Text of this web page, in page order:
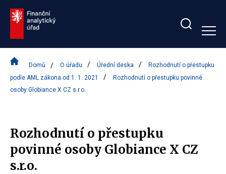
Zobrazit/skrýt
bar
Domů O úřadu Úřední deska
Rozhodnutí o přestupku
podle AML zákona od 1. 1. 2021
Rozhodnutí o přestupku povinné
osoby Globiance X CZ s.r.o.
Rozhodnutí o přestupku
povinné osoby Globiance X CZ
s.r.o.